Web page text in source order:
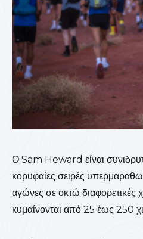
Ο Sam Heward είναι
κορυφαίες σειρές
αγώνες σε οκτώ διαφορετικές
κυμαίνονται από 25 έως 250